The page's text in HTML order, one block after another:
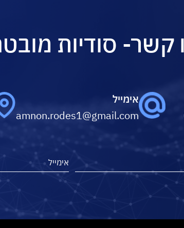
קשר- סודיות
אימייל
amnon.rodes1@gmail.com